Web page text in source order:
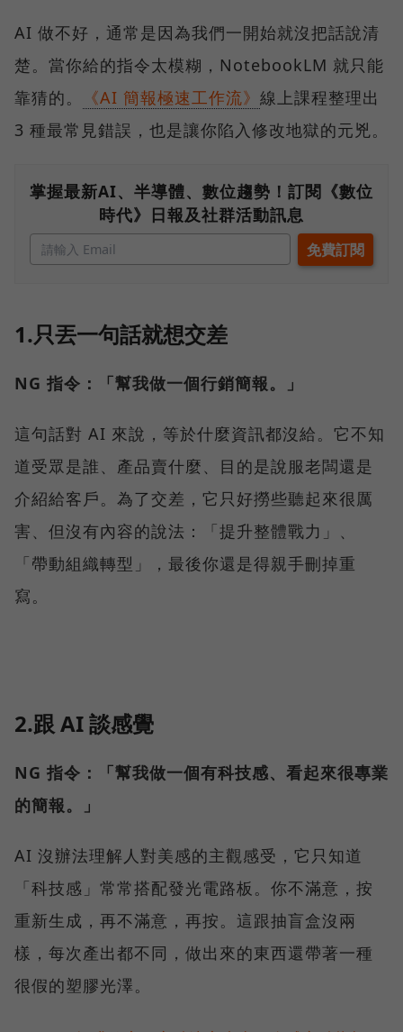
AI 做不好，通常是因為我們一開始就沒把話說清
楚。當你給的指令太模糊，NotebookLM 就只能
靠猜的。
《AI 簡報極速工作流》 線上課程整理出
3 種最常見錯誤，也是讓你陷入修改地獄的元兇。
掌握最新AI、半導體、數位趨勢！訂閱《數位
時代》日報及社群活動訊息
1.只丟一句話就想交差
NG 指令：「幫我做一個行銷簡報。」
這句話對 AI 來說，等於什麼資訊都沒給。它不知
道受眾是誰、產品賣什麼、目的是說服老闆還是
介紹給客戶。為了交差，它只好撈些聽起來很厲
害、但沒有內容的說法：「提升整體戰力」、
「帶動組織轉型」，最後你還是得親手刪掉重
寫。
2.跟 AI 談感覺
NG 指令：「幫我做一個有科技感、看起來很專業
的簡報。」
AI 沒辦法理解人對美感的主觀感受，它只知道
「科技感」常常搭配發光電路板。你不滿意，按
重新生成，再不滿意，再按。這跟抽盲盒沒兩
樣，每次產出都不同，做出來的東西還帶著一種
很假的塑膠光澤。